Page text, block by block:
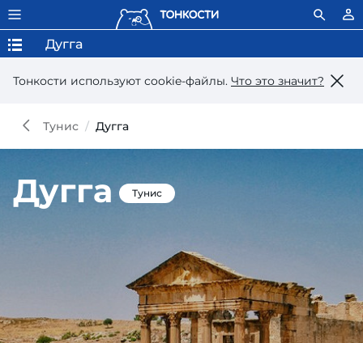
Тонкости используют сookie-файлы. Что это значит?
Дугга
Тунис Дугга
Дугга Тунис